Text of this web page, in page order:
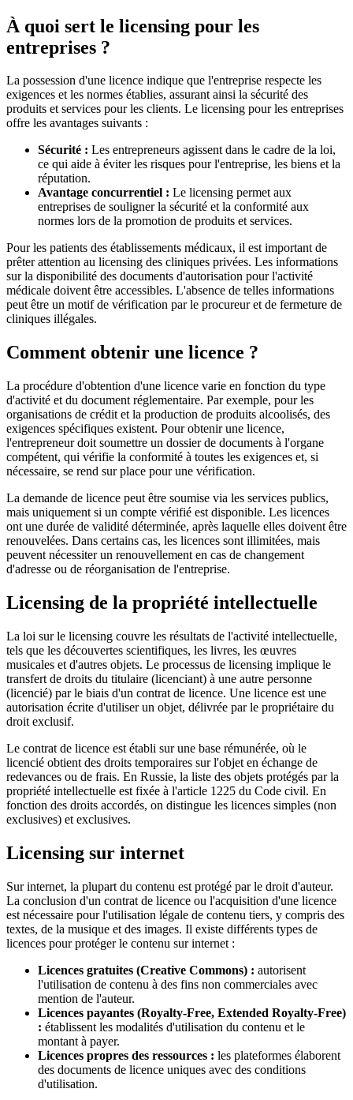
À quoi sert le licensing pour les
entreprises ?
La possession d'une licence indique que l'entreprise respecte les
exigences et les normes établies, assurant ainsi la sécurité des
produits et services pour les clients. Le licensing pour les entreprises
offre les avantages suivants :
Sécurité : Les entrepreneurs agissent dans le cadre de la loi,
ce qui aide à éviter les risques pour l'entreprise, les biens et la
réputation.
Avantage concurrentiel : Le licensing permet aux
entreprises de souligner la sécurité et la conformité aux
normes lors de la promotion de produits et services.
Pour les patients des établissements médicaux, il est important de
prêter attention au licensing des cliniques privées. Les informations
sur la disponibilité des documents d'autorisation pour l'activité
médicale doivent être accessibles. L'absence de telles informations
peut être un motif de vérification par le procureur et de fermeture de
cliniques illégales.
Comment obtenir une licence ?
La procédure d'obtention d'une licence varie en fonction du type
d'activité et du document réglementaire. Par exemple, pour les
organisations de crédit et la production de produits alcoolisés, des
exigences spécifiques existent. Pour obtenir une licence,
l'entrepreneur doit soumettre un dossier de documents à l'organe
compétent, qui vérifie la conformité à toutes les exigences et, si
nécessaire, se rend sur place pour une vérification.
La demande de licence peut être soumise via les services publics,
mais uniquement si un compte vérifié est disponible. Les licences
ont une durée de validité déterminée, après laquelle elles doivent être
renouvelées. Dans certains cas, les licences sont illimitées, mais
peuvent nécessiter un renouvellement en cas de changement
d'adresse ou de réorganisation de l'entreprise.
Licensing de la propriété intellectuelle
La loi sur le licensing couvre les résultats de l'activité intellectuelle,
tels que les découvertes scientifiques, les livres, les œuvres
musicales et d'autres objets. Le processus de licensing implique le
transfert de droits du titulaire (licenciant) à une autre personne
(licencié) par le biais d'un contrat de licence. Une licence est une
autorisation écrite d'utiliser un objet, délivrée par le propriétaire du
droit exclusif.
Le contrat de licence est établi sur une base rémunérée, où le
licencié obtient des droits temporaires sur l'objet en échange de
redevances ou de frais. En Russie, la liste des objets protégés par la
propriété intellectuelle est fixée à l'article 1225 du Code civil. En
fonction des droits accordés, on distingue les licences simples (non
exclusives) et exclusives.
Licensing sur internet
Sur internet, la plupart du contenu est protégé par le droit d'auteur.
La conclusion d'un contrat de licence ou l'acquisition d'une licence
est nécessaire pour l'utilisation légale de contenu tiers, y compris des
textes, de la musique et des images. Il existe différents types de
licences pour protéger le contenu sur internet :
Licences gratuites (Creative Commons) : autorisent
l'utilisation de contenu à des fins non commerciales avec
mention de l'auteur.
Licences payantes (Royalty-Free, Extended Royalty-Free)
: établissent les modalités d'utilisation du contenu et le
montant à payer.
Licences propres des ressources : les plateformes élaborent
des documents de licence uniques avec des conditions
d'utilisation.